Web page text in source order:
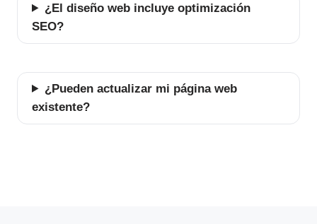
¿El diseño web incluye optimización
SEO?
¿Pueden actualizar mi página web
existente?